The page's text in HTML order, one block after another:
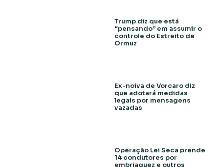
Trump diz que está
“pensando” em assumir o
controle do Estreito de
Ormuz
Ex-noiva de Vorcaro diz
que adotará medidas
legais por mensagens
vazadas
Operação Lei Seca prende
14 condutores por
embriaguez e outros